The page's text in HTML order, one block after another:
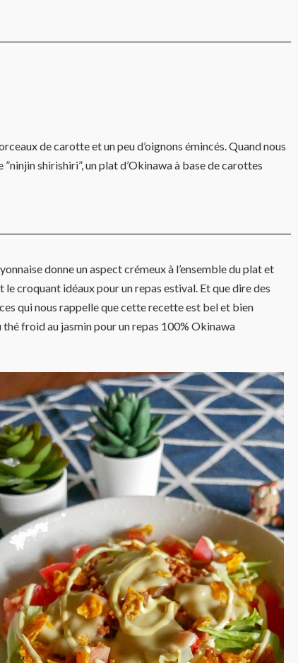
de carotte et un peu d’oignons émincés. Quand nous
shirishiri”, un plat d’Okinawa à base de carottes
donne un aspect crémeux à l’ensemble du plat et
croquant idéaux pour un repas estival. Et que dire des
qui nous rappelle que cette recette est bel et bien
froid au jasmin pour un repas 100% Okinawa